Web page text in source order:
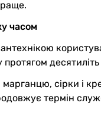
часом
марганцю, сірки і
термін